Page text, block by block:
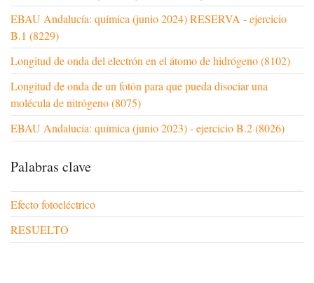
EBAU Andalucía: química (junio 2024) RESERVA - ejercicio
B.1 (8229)
Longitud de onda del electrón en el átomo de hidrógeno (8102)
Longitud de onda de un fotón para que pueda disociar una
molécula de nitrógeno (8075)
EBAU Andalucía: química (junio 2023) - ejercicio B.2 (8026)
Palabras clave
Efecto fotoeléctrico
RESUELTO